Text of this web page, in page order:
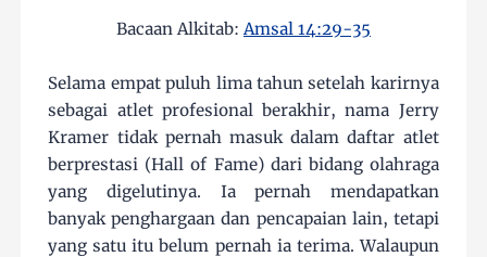
Bacaan Alkitab:Amsal 14:29-35
Selama empat puluh lima tahun setelah karirnya
sebagai atlet profesional berakhir, nama Jerry
Kramer tidak pernah masuk dalam daftar atlet
berprestasi (Hall of Fame) dari bidang olahraga
yang digelutinya. Ia pernah mendapatkan
banyak penghargaan dan pencapaian lain, tetapi
yang satu itu belum pernah ia terima. Walaupun